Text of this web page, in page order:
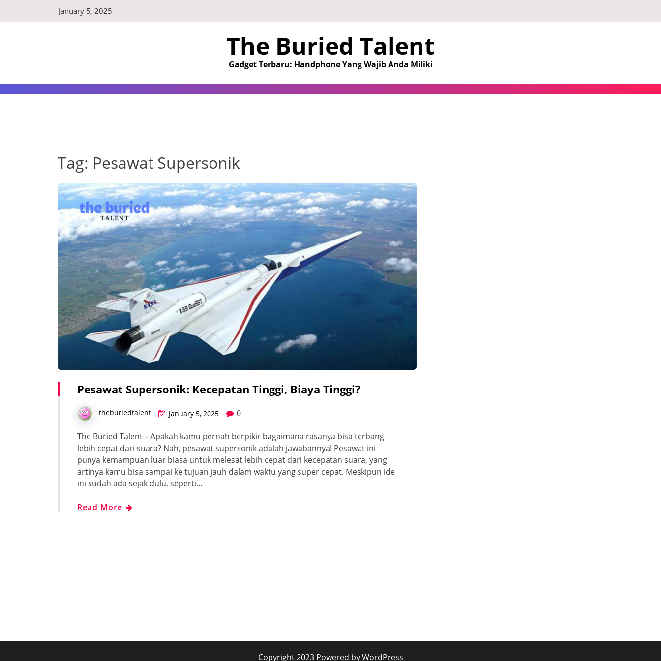
January 5, 2025
The Buried Talent
Gadget Terbaru: Handphone Yang Wajib Anda Miliki
Tag: Pesawat Supersonik
Pesawat Supersonik: Kecepatan Tinggi, Biaya Tinggi?
theburiedtalent January 5, 2025 0
The Buried Talent – Apakah kamu pernah berpikir bagaimana rasanya bisa terbang
lebih cepat dari suara? Nah, pesawat supersonik adalah jawabannya! Pesawat ini
punya kemampuan luar biasa untuk melesat lebih cepat dari kecepatan suara, yang
artinya kamu bisa sampai ke tujuan jauh dalam waktu yang super cepat. Meskipun ide
ini sudah ada sejak dulu, seperti…
Read More
Copyright 2023 Powered by WordPress